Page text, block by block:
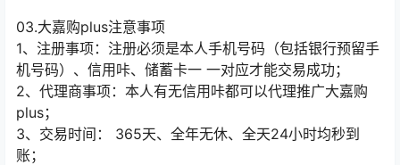
03.大嘉购plus注意事项
1、注册事项：注册必须是本人手机号码（包括银行预留手
机号码）、信用咔、储蓄卡一 一对应才能交易成功；
2、代理商事项：本人有无信用咔都可以代理推广大嘉购
plus；
3、交易时间： 365天、全年无休、全天24小时均秒到
账；